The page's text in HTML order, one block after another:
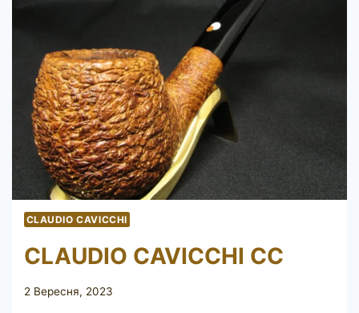
CLAUDIO CAVICCHI
CLAUDIO CAVICCHI CC
2 Вересня, 2023